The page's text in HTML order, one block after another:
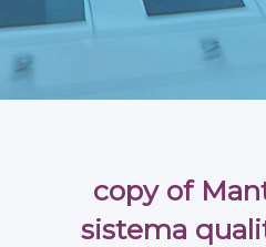
copy of
sistema